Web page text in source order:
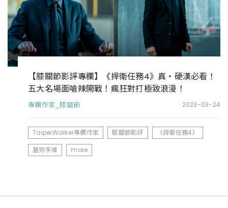
【膝關節影評專欄】《捍衛任務4》真‧硬漢必看！
五大名場面嗆辣開戰！瘋狂對打極致浪漫！
專欄作家_膝關節 2023-03-24
TaipeiWalker專欄作家 膝關節影評
《捍衛任務4》
基努李維
more